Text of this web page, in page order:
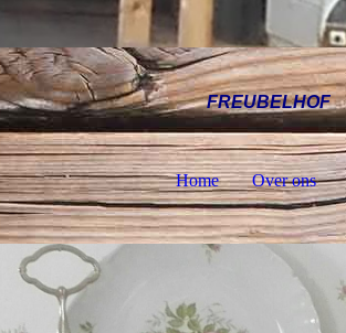
FREUBELHOF
Home Over ons